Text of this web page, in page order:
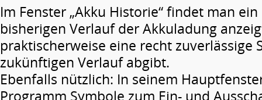
Im Fenster „Akku Historie“ findet man
bisherigen Verlauf der Akkuladung
praktischerweise eine recht zuverlässige
zukünftigen Verlauf abgibt.
Ebenfalls nützlich: In seinem
Programm Symbole zum Ein- und